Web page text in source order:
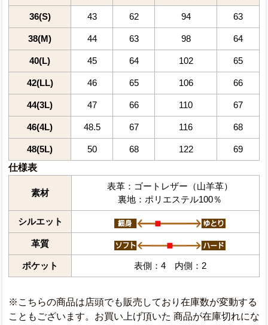
36(S) 43 62 94 63
38(M) 44 63 98 64
40(L) 45 64 102 65
42(LL) 46 65 106 66
44(3L) 47 66 110 67
46(4L) 48.5 67 116 68
48(5L) 50 68 122 69
仕様表
素材
表革：ゴートレザー（山羊革）
裏地：ポリエステル100％
シルエット
革質
ポケット 表側：4 内側：2
※こちらの商品は店頭でも販売しており在庫数が変動する
こともございます。お買い上げ頂いた 商品が在庫切れにな